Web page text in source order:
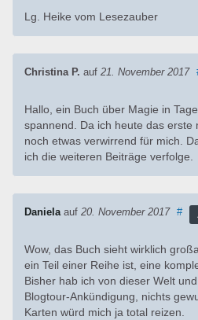
Lg. Heike vom Lesezauber
Christina P. auf 21. November 2017
Hallo, ein Buch über Magie in
spannend. Da ich heute das erste
noch etwas verwirrend für mich.
ich die weiteren Beiträge verfolge.
Danielaauf 20. November 2017 #
Wow, das Buch sieht wirklich
ein Teil einer Reihe ist, eine
Bisher hab ich von dieser Welt
Blogtour-Ankündigung, nichts
Karten würd mich ja total reizen.